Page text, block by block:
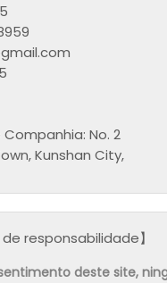
No. 2
Kunshan City,
responsabilidade】
deste site,